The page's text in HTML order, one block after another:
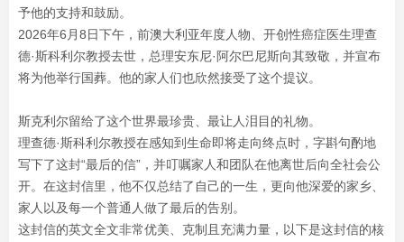
予他的支持和鼓励。
2026年6月8日下午，前澳大利亚年度人物、开创性癌症医生理查
德·斯科利尔教授去世，总理安东尼·阿尔巴尼斯向其致敬，并宣布
将为他举行国葬。他的家人们也欣然接受了这个提议。
斯克利尔留给了这个世界最珍贵、最让人泪目的礼物。
理查德·斯科利尔教授在感知到生命即将走向终点时，字斟句酌地
写下了这封“最后的信”，并叮嘱家人和团队在他离世后向全社会公
开。在这封信里，他不仅总结了自己的一生，更向他深爱的家乡、
家人以及每一个普通人做了最后的告别。
这封信的英文全文非常优美、克制且充满力量，以下是这封信的核